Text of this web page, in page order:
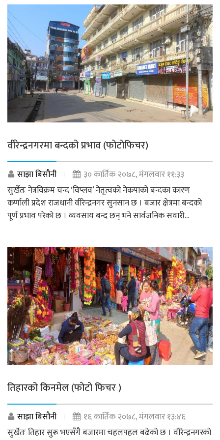
वीरेन्द्रनगरमा बन्दको प्रभाव (फोटोफिचर)
साझा बिसौनी
३० कार्तिक २०७८, मंगलवार ११:३३
सुर्खेतः नेत्रविक्रम चन्द ‘विप्लव’ नेतृत्वको नेकपाको बन्दका कारण
कर्णाली प्रदेश राजधानी वीरेन्द्रनगर सुनसान छ । बजार क्षेत्रमा बन्दको
पूर्ण प्रभाव परेको छ । व्यवसाय बन्द छन् भने सार्वजनिक सवारी...
तिहारको किनमेल (फोटो फिचर )
साझा बिसौनी
१६ कार्तिक २०७८, मंगलवार १३:४६
सुर्खेतः तिहार सुरू भएसँगै बजारमा चहलपहल बढेको छ । वीरेन्द्रनगरको